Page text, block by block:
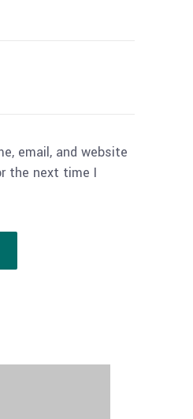
email, and website
the next time I